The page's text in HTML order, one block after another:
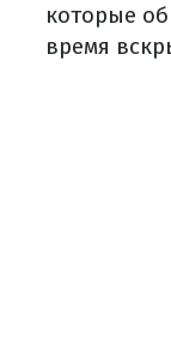
которые
время